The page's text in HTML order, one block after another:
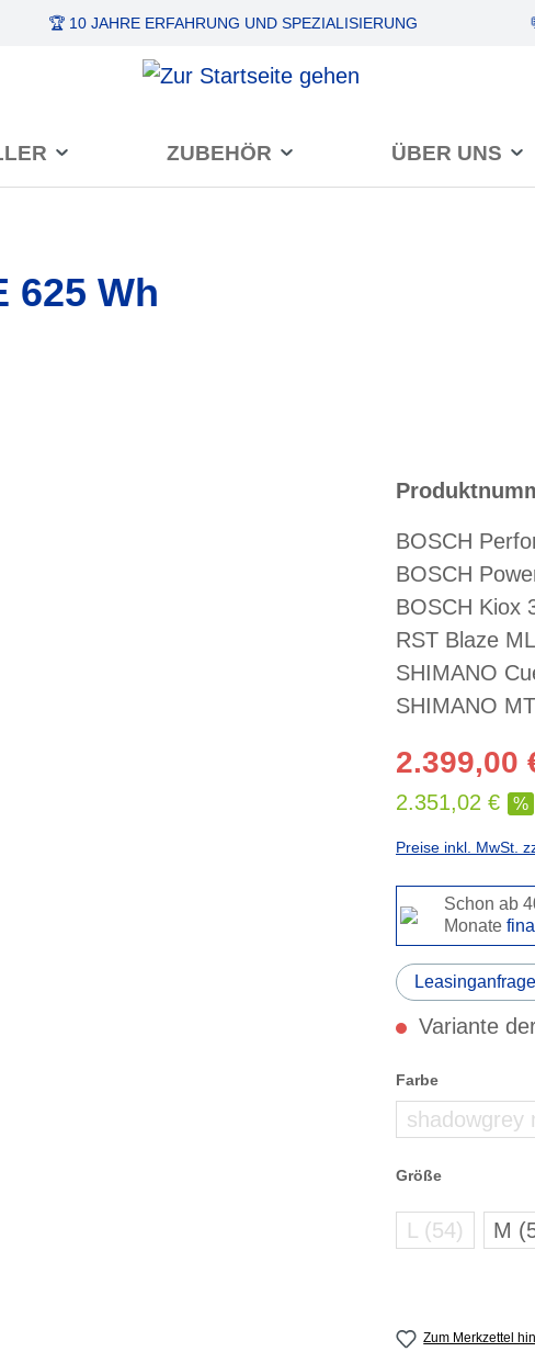
🏆 10 JAHRE ERFAHRUNG UND SPEZIALISIERUNG
ZUBEHÖR ÜBER UNS
625 Wh
BOSCH
BOSCH
BOSCH Kiox
RST Blaze
SHIMANO
SHIMANO
2.399,00
2.351,02 € %
Preise inkl. MwSt.
Schon ab
Monate
Variante
Farbe
auswählen
shadowgrey
Größe
auswählen
L (54)
(zurzeit
M
Zum Merkzettel